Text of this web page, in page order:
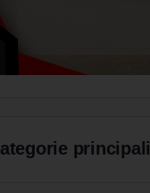
principali